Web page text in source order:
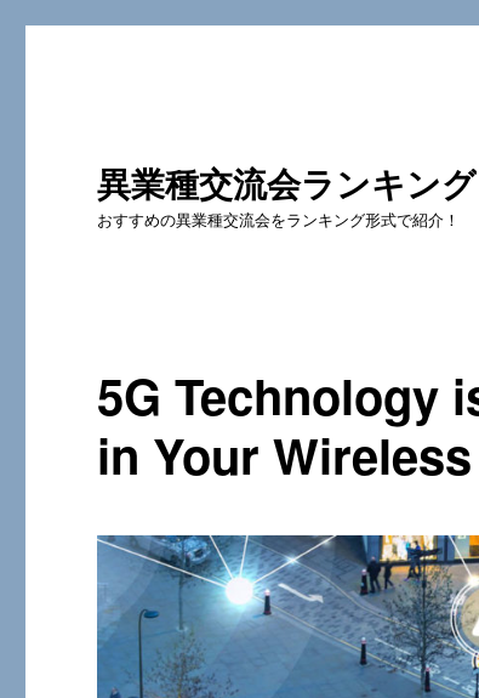
異業種交流会ランキング
おすすめの異業種交流会をランキング形式で紹介！
5G Technology
in Your